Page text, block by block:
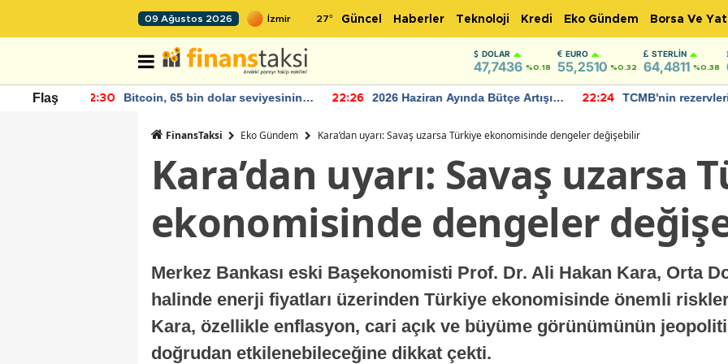
09 Ağustos 2026 27° Güncel Haberler Teknoloji Kredi Eko Gündem Borsa Ve
DOLAR
47,7436 %0.18
EURO
55,2510 %0.32
STERLIN
64,4811 %0.38
Flaş 22:26
2026 Haziran Ayında Bütçe Artışı
22:24
TCMB'nin rezervlerinde artan
12:03
Bakan Şimşek,
FinansTaksi Eko Gündem Kara’dan uyarı: Savaş uzarsa Türkiye ekonomisinde dengeler değişebilir
Kara’dan uyarı: Savaş uzarsa
ekonomisinde dengeler
Merkez Bankası eski Başekonomisti Prof. Dr. Ali Hakan Kara, Orta
halinde enerji fiyatları üzerinden Türkiye ekonomisinde önemli
Kara, özellikle enflasyon, cari açık ve büyüme görünümünün
doğrudan etkilenebileceğine dikkat çekti.